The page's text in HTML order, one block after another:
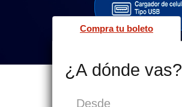
Compra tu boleto
¿A dónde vas?